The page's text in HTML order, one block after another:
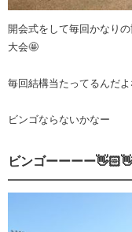
開会式をして毎回かなり
大会🤩
毎回結構当たってるんだ
ビンゴならないかなー
ビンゴーーーー